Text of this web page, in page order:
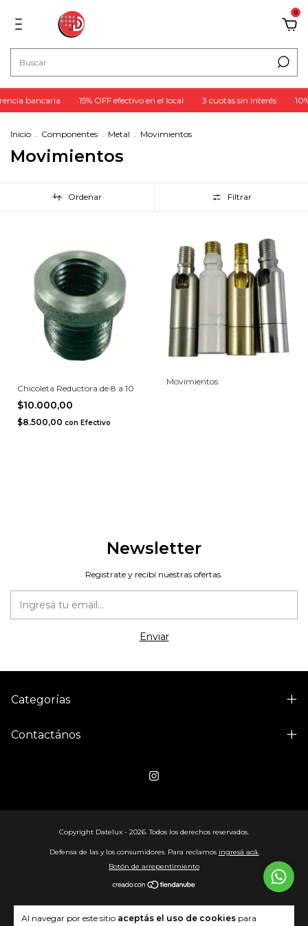
0
bancaria 15% OFF efectivo en el local 3 cuotas sin interés
Al navegar por este sitio aceptás el uso de cookies para
Inicio . Componentes . Metal . Movimientos
Movimientos
Ordenar Filtrar
Chicoleta Reductora de 8 a 10
$10.000,00
$8.500,00 con Efectivo
Movimientos
Newsletter
Registrate y recibí nuestras ofertas.
Categorías
Contactános
Copyright Datelux - 2026. Todos los derechos reservados.
Defensa de las y los consumidores. Para reclamos ingresá acá.
Botón de arrepentimiento